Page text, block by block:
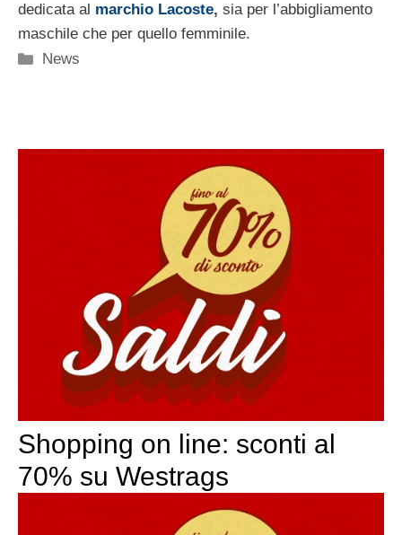
dedicata al marchio Lacoste, sia per l’abbigliamento
maschile che per quello femminile.
Categorie
News
Shopping on line: sconti al
70% su Westrags